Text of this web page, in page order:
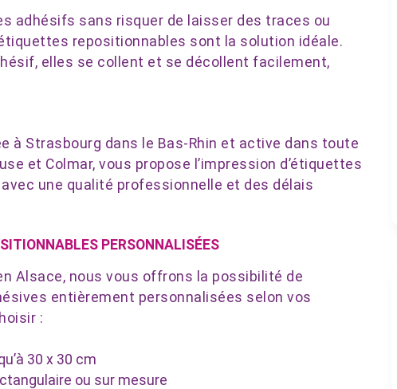
adhésifs sans risquer de laisser des traces ou
repositionnables sont la solution idéale.
elles se collent et se décollent facilement,
à Strasbourg dans le Bas-Rhin et active dans toute
et Colmar, vous propose l’impression d’étiquettes
une qualité professionnelle et des délais
PERSONNALISÉES
Alsace, nous vous offrons la possibilité de
entièrement personnalisées selon vos
:
30 x 30 cm
ou sur mesure